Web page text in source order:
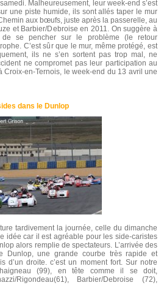
Malheureusement, leur week-end s’est
une piste humide, ils sont allés taper le mur
aux bœufs, juste après la passerelle, au
et Barbier/Debroise en 2011. On suggère à
de se pencher sur le problème (le retour
C’est sûr que le mur, même protégé, est
ils ne s’en sortent pas trop mal, ne
ne compromet pas leur participation au
Croix-en-Ternois, le week-end du 13 avril une
dans le Dunlop
tardivement la journée, celle du dimanche
idée car il est agréable pour les side-caristes
alors remplie de spectateurs. L’arrivée des
Dunlop, une grande courbe très rapide et
d’un droite. c’est un moment fort. Sur notre
(99), en tête comme il se doit,
Rigondeau(61), Barbier/Debroise (72),